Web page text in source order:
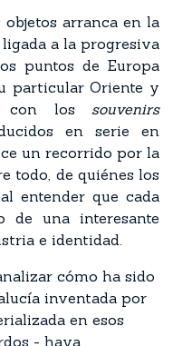
arranca en la
a la progresiva
puntos de Europa
particular Oriente y
con los souvenirs
en serie en
un recorrido por la
todo, de quiénes los
entender que cada
de una interesante
e identidad.
cómo ha sido
inventada por
en esos
- haya